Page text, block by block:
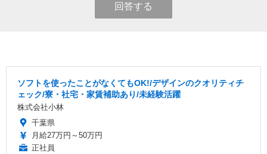
回答する
ソフトを使ったことがなくてもOK!/デザインのクオリティチ
ェック/寮・社宅・家賃補助あり/未経験活躍
株式会社小林
千葉県
月給27万円～50万円
正社員